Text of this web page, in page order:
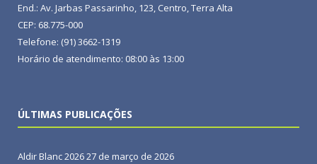
End.: Av. Jarbas Passarinho, 123, Centro, Terra Alta
CEP: 68.775-000
Telefone: (91) 3662-1319
Horário de atendimento: 08:00 às 13:00
ÚLTIMAS PUBLICAÇÕES
Aldir Blanc 202627 de março de 2026